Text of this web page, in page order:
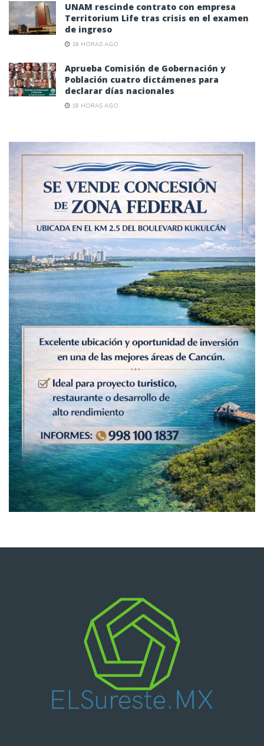
UNAM rescinde contrato con empresa
Territorium Life tras crisis en el examen
de ingreso
18 HORAS AGO
Aprueba Comisión de Gobernación y
Población cuatro dictámenes para
declarar días nacionales
18 HORAS AGO